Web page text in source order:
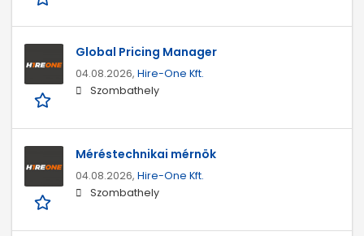
Global Pricing Manager
04.08.2026, Hire-One Kft.
Szombathely
Méréstechnikai mérnök
04.08.2026, Hire-One Kft.
Szombathely